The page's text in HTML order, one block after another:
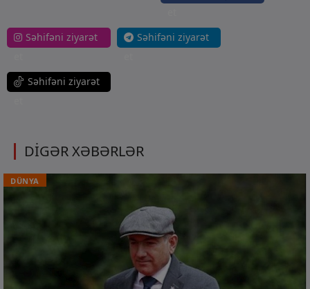
Səhifəni ziyarət
Səhifəni ziyarət
Səhifəni ziyarət
DİGƏR XƏBƏRLƏR
DÜNYA